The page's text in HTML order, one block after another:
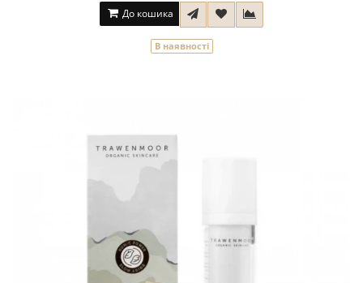
До кошика
В наявності